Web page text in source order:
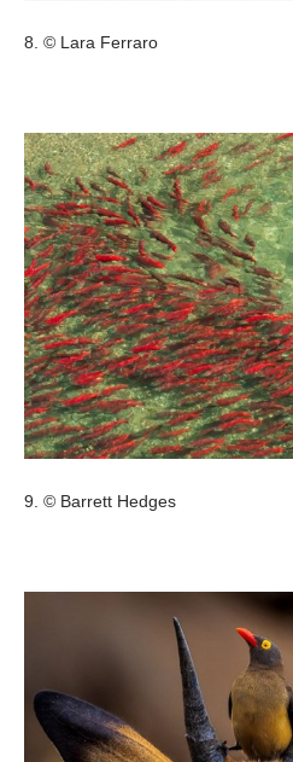
8. © Lara Ferraro
9. © Barrett Hedges